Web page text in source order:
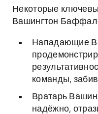
Некоторые
Вашингтон
Нападающие
команды,
Вратарь
надёжно,